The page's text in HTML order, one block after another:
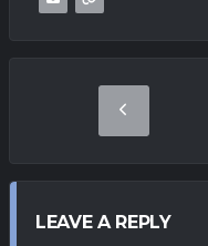
LEAVE A REPLY